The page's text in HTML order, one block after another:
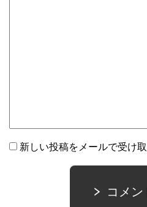
新しい投稿をメールで受け
コメ